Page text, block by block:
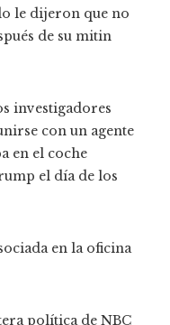
le dijeron que no
de su mitin
investigadores
con un agente
en el coche
el día de los
en la oficina
política de NBC